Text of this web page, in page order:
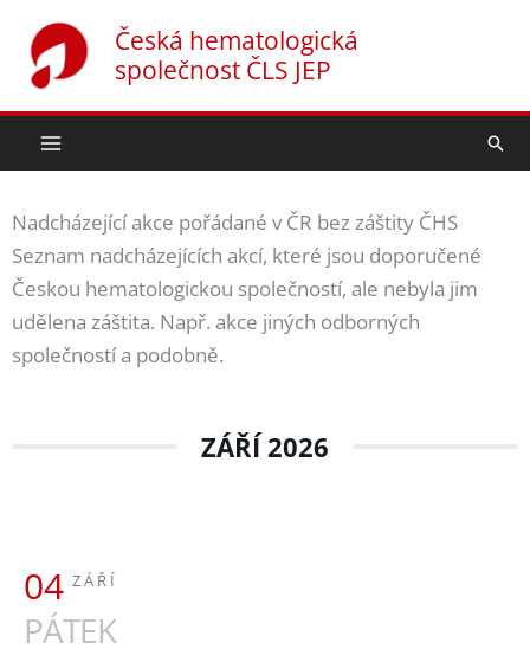
obsah
Česká hematologická
společnost ČLS JEP
Nadcházející akce pořádané v ČR bez záštity ČHS
Seznam nadcházejících akcí, které jsou doporučené
Českou hematologickou společností, ale nebyla jim
udělena záštita. Např. akce jiných odborných
společností a podobně.
ZÁŘÍ 2026
04 ZÁŘÍ
PÁTEK